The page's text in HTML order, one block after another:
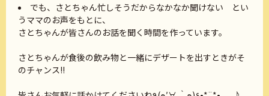
でも、さとちゃん忙しそうだからなかなか聞けない とい
うママのお声をもとに、
さとちゃんが皆さんのお話を聞く時間を作っています。
さとちゃんが食後の飲み物と一緒にデザートを出すときがそ
のチャンス!!